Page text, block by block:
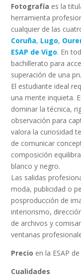
Fotografía es la
herramienta
cualquier de las
Coruña, Lugo,
ESAP de Vigo. En
bachillerato para
superación de una
El estudiante ideal
una mente inquieta.
dominar la técnica,
observación para
valora la curiosidad
de comunicar
composición
blanco y negro.
Las salidas
moda, publicidad o
posproducción de
interiorismo,
de archivos y
ventanas
Precio en la ESAP
Cualidades